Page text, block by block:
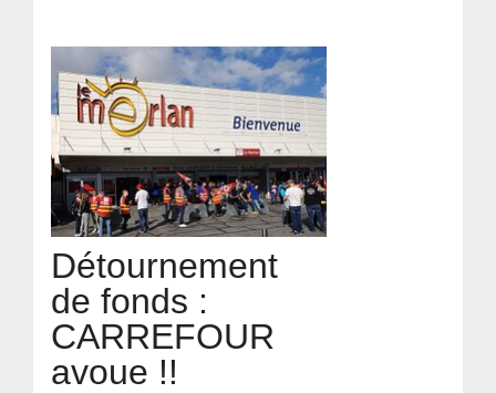
Détournement
de fonds :
CARREFOUR
avoue !!